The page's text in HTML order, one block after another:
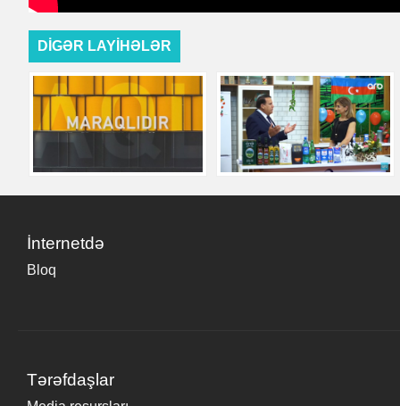
DİGƏR LAYİHƏLƏR
İnternetdə
Bloq
Tərəfdaşlar